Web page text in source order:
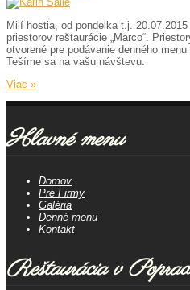
Milí hostia, od pondelka t.j.
priestorov reštaurácie „Marco“.
otvorené pre podávanie denného
Tešíme sa na vašu návštevu.
Viac »
Hlavné menu
Domov
Pre Firmy
Galéria
Denné menu
Kontakt
Reštaurácia v